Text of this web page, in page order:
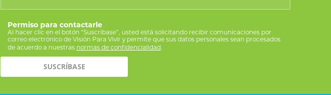
Permiso para contactarle
Al hacer clic en el botón “Suscríbase”, usted está solicitando recibir comunicaciones por
correo electrónico de Visión Para Vivir y permite que sus datos personales sean procesados
de acuerdo a nuestras normas de confidencialidad.